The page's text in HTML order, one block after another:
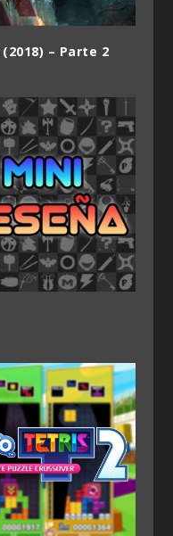
– Parte 2